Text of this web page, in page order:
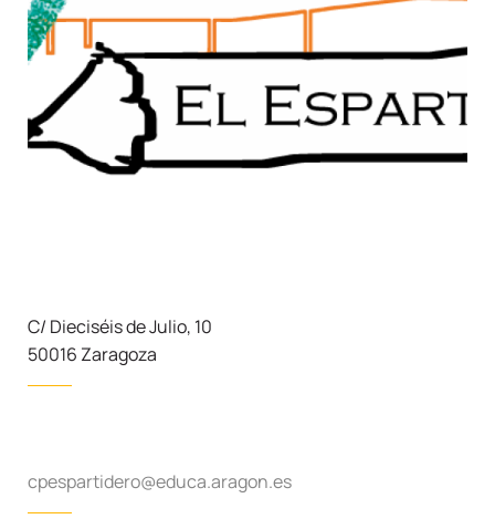
C/ Dieciséis de Julio, 10
50016 Zaragoza
cpespartidero@educa.aragon.es